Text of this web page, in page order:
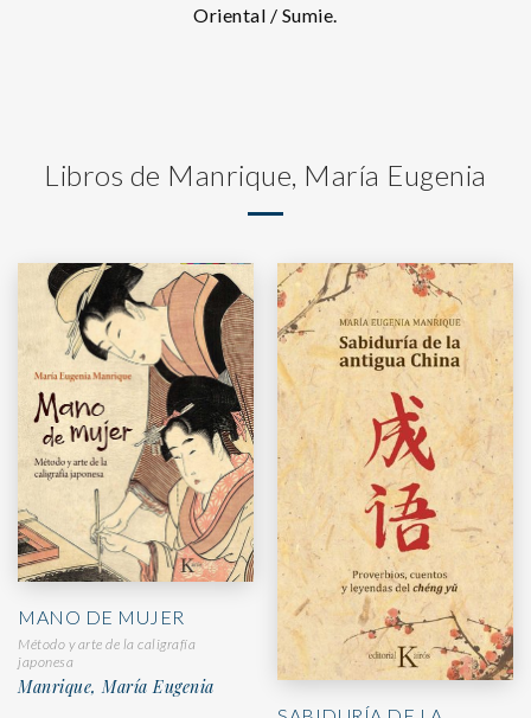
Oriental / Sumie.
Libros de Manrique, María Eugenia
MANO DE MUJER
Método y arte de la caligrafía
japonesa
Manrique, María Eugenia